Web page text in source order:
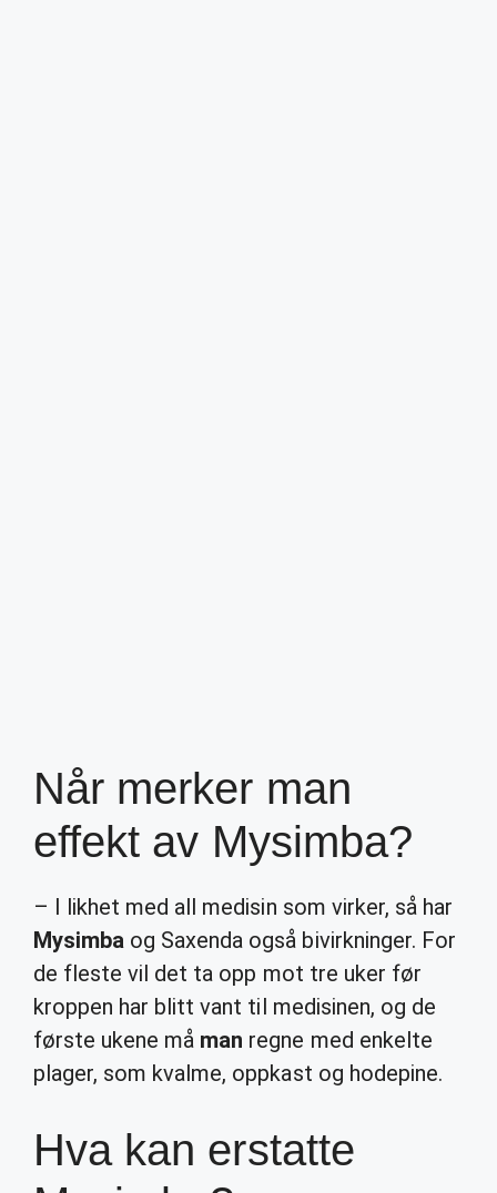
Når merker man
effekt av Mysimba?
– I likhet med all medisin som virker, så har
Mysimba og Saxenda også bivirkninger. For
de fleste vil det ta opp mot tre uker før
kroppen har blitt vant til medisinen, og de
første ukene må man regne med enkelte
plager, som kvalme, oppkast og hodepine.
Hva kan erstatte